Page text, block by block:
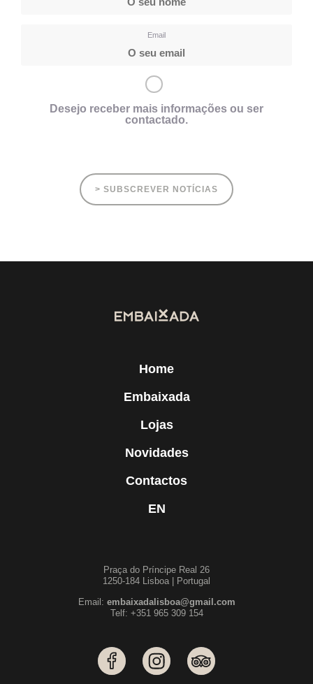
Email
Desejo receber mais informações ou ser
contactado.
> SUBSCREVER NOTÍCIAS
Home
Embaixada
Lojas
Novidades
Contactos
EN
Praça do Príncipe Real 26
1250-184 Lisboa | Portugal
Email: embaixadalisboa@gmail.com
Telf: +351 965 309 154